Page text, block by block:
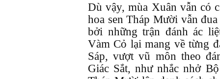
Dù vậy, mùa Xuân vẫn có
hoa sen Tháp Mười vẫn
bởi những trận đánh ác
Vàm Cỏ lại mang về từng
Sáp, vượt vũ môn theo
Giác Sắt, như nhắc nhở